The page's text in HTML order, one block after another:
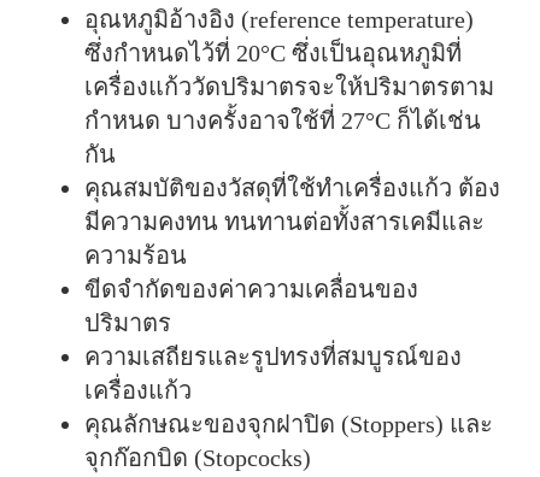
อุณหภูมิอ้างอิง (reference temperature)
ซึ่งกำหนดไว้ที่ 20°C ซึ่งเป็นอุณหภูมิที่
เครื่องแก้ววัดปริมาตรจะให้ปริมาตรตาม
กำหนด บางครั้งอาจใช้ที่ 27°C ก็ได้เช่น
กัน
คุณสมบัติของวัสดุที่ใช้ทำเครื่องแก้ว ต้อง
มีความคงทน ทนทานต่อทั้งสารเคมีและ
ความร้อน
ขีดจำกัดของค่าความเคลื่อนของ
ปริมาตร
ความเสถียรและรูปทรงที่สมบูรณ์ของ
เครื่องแก้ว
คุณลักษณะของจุกฝาปิด (Stoppers) และ
จุกก๊อกบิด (Stopcocks)